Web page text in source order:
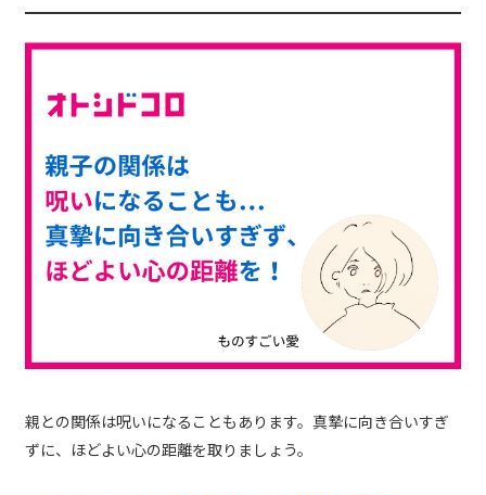
親との関係は呪いになることもあります。真摯に向き合いすぎ
ずに、ほどよい心の距離を取りましょう。